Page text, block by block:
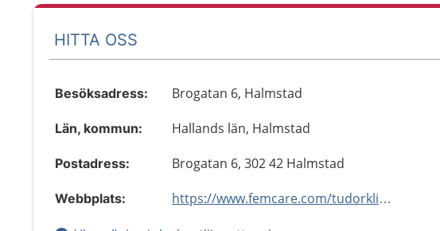
HITTA OSS
Besöksadress: Brogatan 6, Halmstad
Län, kommun: Hallands län, Halmstad
Postadress: Brogatan 6, 302 42 Halmstad
Webbplats: https://www.femcare.com/tudorklinikensgynmottagning